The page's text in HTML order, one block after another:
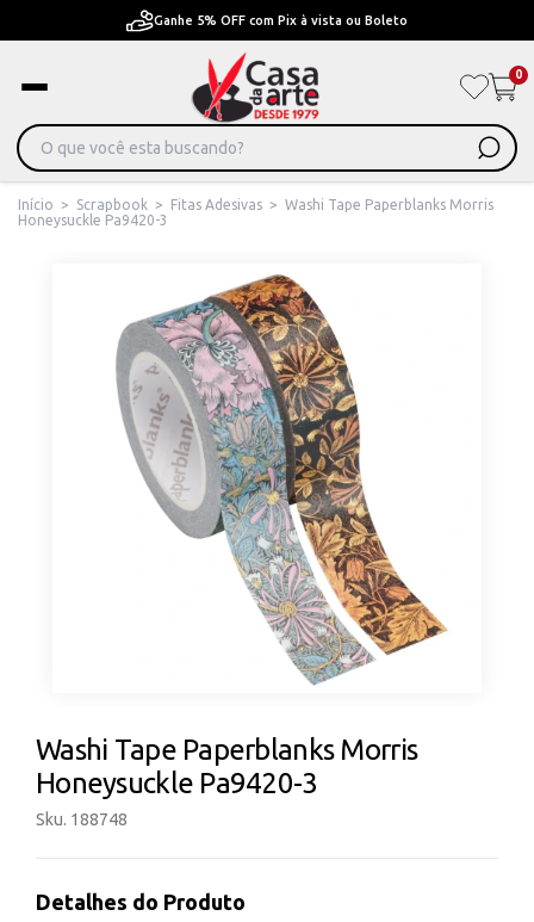
Ganhe 5% OFF com Pix à vista ou Boleto
0
Início > Scrapbook > Fitas Adesivas > Washi Tape Paperblanks Morris
Honeysuckle Pa9420-3
Washi Tape Paperblanks Morris
Honeysuckle Pa9420-3
Sku. 188748
Detalhes do Produto